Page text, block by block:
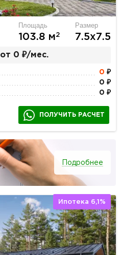
Площадь
103.8 м2
Размер
7.5х7.5
от 0 ₽/мес.
0 ₽
0 ₽
0 ₽
ПОЛУЧИТЬ РАСЧЕТ
Подробнее
Ипотека 6,1%